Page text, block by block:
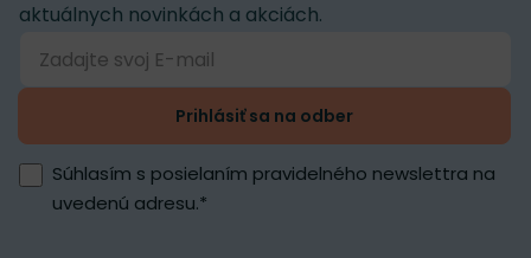
aktuálnych novinkách a akciách.
Prihlásiť sa na odber
Súhlasím s posielaním pravidelného newslettra na
uvedenú adresu.*